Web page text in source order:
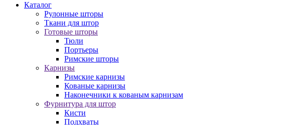
Каталог
Рулонные шторы
Ткани для штор
Готовые шторы
Тюли
Портьеры
Римские шторы
Карнизы
Римские карнизы
Кованые карнизы
Наконечники к кованым карнизам
Фурнитура для штор
Кисти
Подхваты